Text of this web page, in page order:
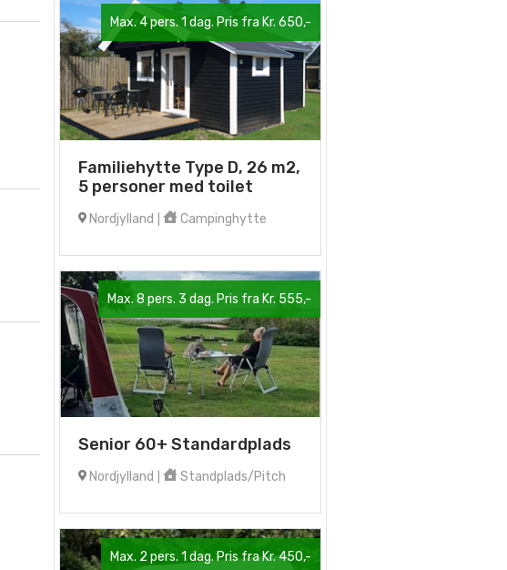
Max. 4 pers. 1 dag. Pris fra Kr. 650,-
Familiehytte Type D, 26 m2,
5 personer med toilet
Nordjylland Campinghytte
Max. 8 pers. 3 dag. Pris fra Kr. 555,-
Senior 60+ Standardplads
Nordjylland Standplads/Pitch
Max. 2 pers. 1 dag. Pris fra Kr. 450,-